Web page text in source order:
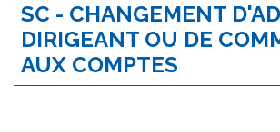
SC - CHANGEMENT
DIRIGEANT OU DE
AUX COMPTES